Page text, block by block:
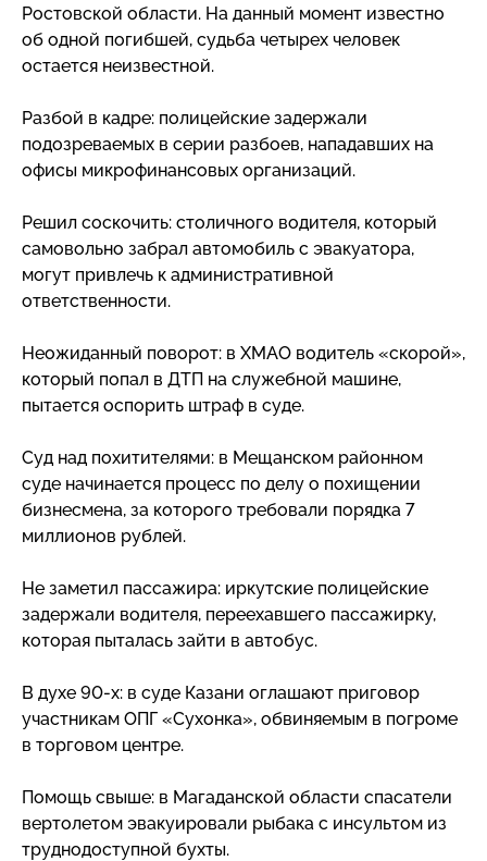
Ростовской области. На данный момент известно
об одной погибшей, судьба четырех человек
остается неизвестной.
Разбой в кадре: полицейские задержали
подозреваемых в серии разбоев, нападавших на
офисы микрофинансовых организаций.
Решил соскочить: столичного водителя, который
самовольно забрал автомобиль с эвакуатора,
могут привлечь к административной
ответственности.
Неожиданный поворот: в ХМАО водитель «скорой»,
который попал в ДТП на служебной машине,
пытается оспорить штраф в суде.
Суд над похитителями: в Мещанском районном
суде начинается процесс по делу о похищении
бизнесмена, за которого требовали порядка 7
миллионов рублей.
Не заметил пассажира: иркутские полицейские
задержали водителя, переехавшего пассажирку,
которая пыталась зайти в автобус.
В духе 90-х: в суде Казани оглашают приговор
участникам ОПГ «Сухонка», обвиняемым в погроме
в торговом центре.
Помощь свыше: в Магаданской области спасатели
вертолетом эвакуировали рыбака с инсультом из
труднодоступной бухты.